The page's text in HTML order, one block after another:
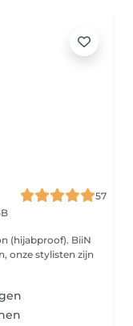
57
(hijabproof). BiiN
onze stylisten zijn